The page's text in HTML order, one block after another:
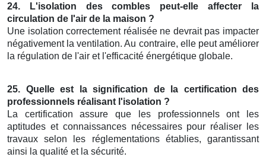
24. L'isolation des combles peut-elle affecter la
circulation de l'air de la maison ?
Une isolation correctement réalisée ne devrait pas impacter
négativement la ventilation. Au contraire, elle peut améliorer
la régulation de l'air et l'efficacité énergétique globale.
25. Quelle est la signification de la certification des
professionnels réalisant l'isolation ?
La certification assure que les professionnels ont les
aptitudes et connaissances nécessaires pour réaliser les
travaux selon les réglementations établies, garantissant
ainsi la qualité et la sécurité.